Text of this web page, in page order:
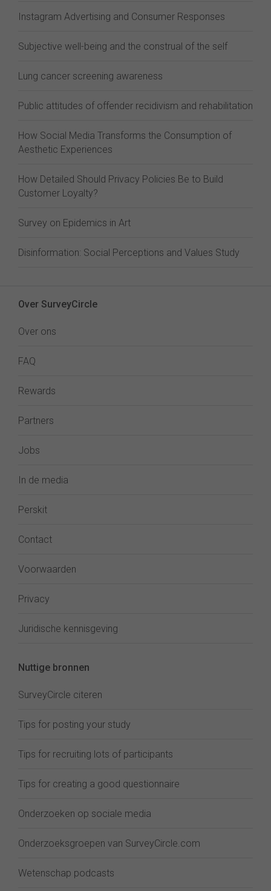
Instagram Advertising and Consumer Responses
Subjective well-being and the construal of the self
Lung cancer screening awareness
Public attitudes of offender recidivism and rehabilitation
How Social Media Transforms the Consumption of
Aesthetic Experiences
How Detailed Should Privacy Policies Be to Build
Customer Loyalty?
Survey on Epidemics in Art
Disinformation: Social Perceptions and Values Study
Over SurveyCircle
Over ons
FAQ
Rewards
Partners
Jobs
In de media
Perskit
Contact
Voorwaarden
Privacy
Juridische kennisgeving
Nuttige bronnen
SurveyCircle citeren
Tips for posting your study
Tips for recruiting lots of participants
Tips for creating a good questionnaire
Onderzoeken op sociale media
Onderzoeksgroepen van SurveyCircle.com
Wetenschap podcasts